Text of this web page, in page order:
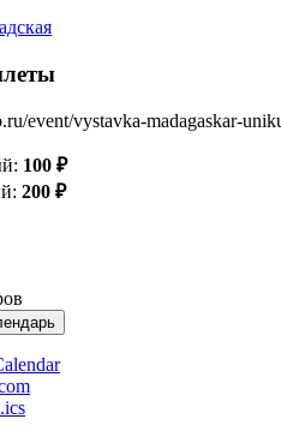
event/vystavka-madagaskar-
100 ₽
200 ₽